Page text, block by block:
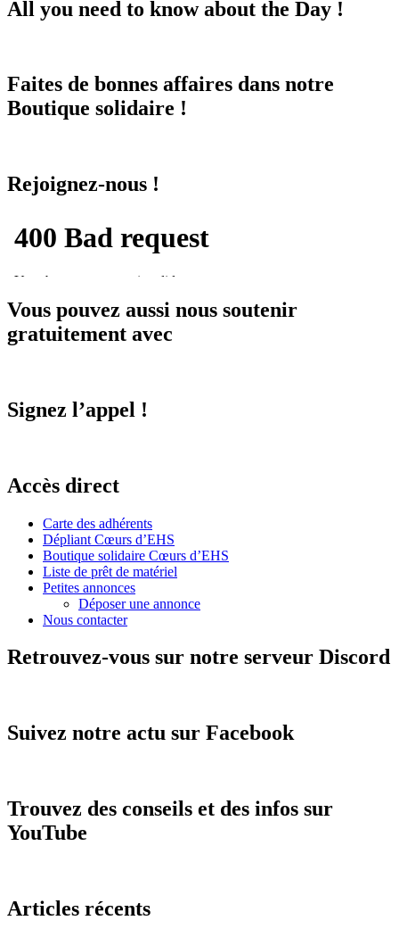
All you need to know about the Day !
Faites de bonnes affaires dans notre
Boutique solidaire !
Rejoignez-nous !
Vous pouvez aussi nous soutenir
gratuitement avec
Signez l’appel !
Accès direct
Carte des adhérents
Dépliant Cœurs d’EHS
Boutique solidaire Cœurs d’EHS
Liste de prêt de matériel
Petites annonces
Déposer une annonce
Nous contacter
Retrouvez-vous sur notre serveur Discord
Suivez notre actu sur Facebook
Trouvez des conseils et des infos sur
YouTube
Articles récents